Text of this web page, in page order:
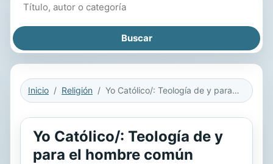
Inicio Religión Yo Católico/: Teología de y para el hombre común
Yo Católico/: Teología de y
para el hombre común